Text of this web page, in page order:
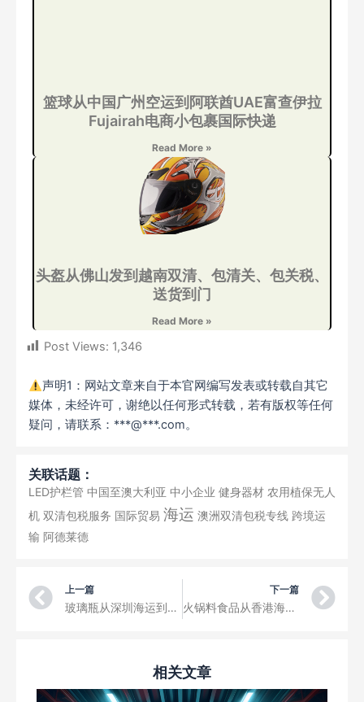
篮球从中国广州空运到阿联酋UAE富查伊拉
Fujairah电商小包裹国际快递
Read More »
头盔从佛山发到越南双清、包清关、包关税、
送货到门
Read More »
Post Views: 1,346
声明1：网站文章来自于本官网编写发表或转载自其它
媒体，未经许可，谢绝以任何形式转载，若有版权等任何
疑问，请联系：***@***.com。
关联话题：
LED护栏管 中国至澳大利亚 中小企业 健身器材 农用植保无人
机 双清包税服务 国际贸易 海运 澳洲双清包税专线 跨境运
输 阿德莱德
Prev
上一篇
玻璃瓶从深圳海运到韩国Busan釜山，中国到韩国海运拼箱到港运输
下一篇
火锅料食品从香港海运到Tokyo东京，中国到日本海运拼箱港到港运输
相关文章